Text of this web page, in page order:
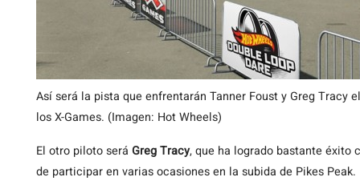
Así será la pista que enfrentarán Tanner Foust y Greg Tracy
los X-Games. (Imagen: Hot Wheels)
El otro piloto será Greg Tracy, que ha logrado bastante éxito
de participar en varias ocasiones en la subida de Pikes